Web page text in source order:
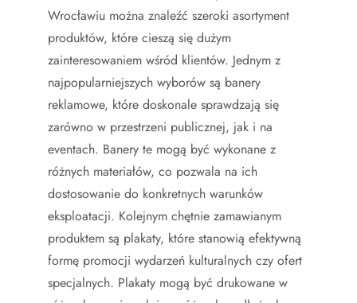
Wrocławiu można znaleźć szeroki asortyment
produktów, które cieszą się dużym
zainteresowaniem wśród klientów. Jednym z
najpopularniejszych wyborów są banery
reklamowe, które doskonale sprawdzają się
zarówno w przestrzeni publicznej, jak i na
eventach. Banery te mogą być wykonane z
różnych materiałów, co pozwala na ich
dostosowanie do konkretnych warunków
eksploatacji. Kolejnym chętnie zamawianym
produktem są plakaty, które stanowią efektywną
formę promocji wydarzeń kulturalnych czy ofert
specjalnych. Plakaty mogą być drukowane w